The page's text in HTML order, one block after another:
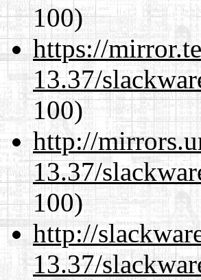
100)
https://
13.37/
100)
http://
13.37/
100)
http://
13.37/